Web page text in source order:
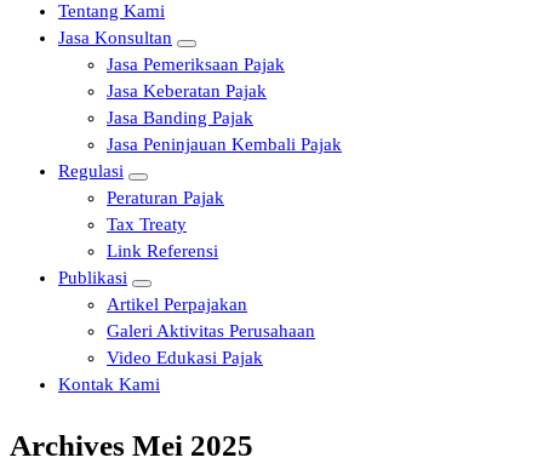
Tentang Kami
Jasa Konsultan
Jasa Pemeriksaan Pajak
Jasa Keberatan Pajak
Jasa Banding Pajak
Jasa Peninjauan Kembali Pajak
Regulasi
Peraturan Pajak
Tax Treaty
Link Referensi
Publikasi
Artikel Perpajakan
Galeri Aktivitas Perusahaan
Video Edukasi Pajak
Kontak Kami
Archives Mei 2025